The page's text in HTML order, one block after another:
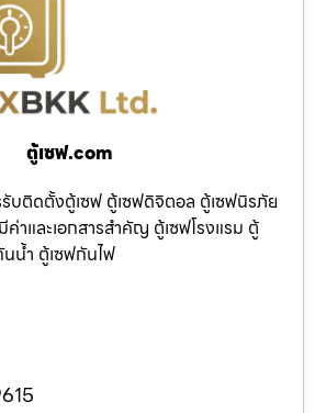
ตู้เซฟ.com
บติดตั้งตู้เซฟ ตู้เซฟดิจิตอล ตู้เซฟนิรภัย
าและเอกสารสำคัญ ตู้เซฟโรงแรม ตู้
น้ำ ตู้เซฟกันไฟ